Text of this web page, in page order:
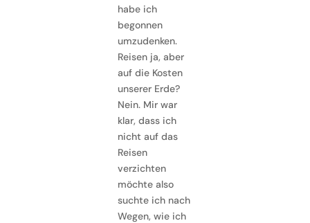
habe ich
begonnen
umzudenken.
Reisen ja, aber
auf die Kosten
unserer Erde?
Nein. Mir war
klar, dass ich
nicht auf das
Reisen
verzichten
möchte also
suchte ich nach
Wegen, wie ich